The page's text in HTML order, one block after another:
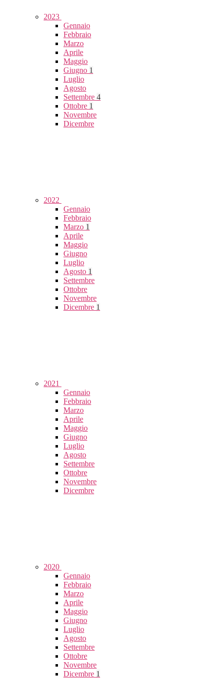
2023
Gennaio
Febbraio
Marzo
Aprile
Maggio
Giugno 1
Luglio
Agosto
Settembre 4
Ottobre 1
Novembre
Dicembre
2022
Gennaio
Febbraio
Marzo 1
Aprile
Maggio
Giugno
Luglio
Agosto 1
Settembre
Ottobre
Novembre
Dicembre 1
2021
Gennaio
Febbraio
Marzo
Aprile
Maggio
Giugno
Luglio
Agosto
Settembre
Ottobre
Novembre
Dicembre
2020
Gennaio
Febbraio
Marzo
Aprile
Maggio
Giugno
Luglio
Agosto
Settembre
Ottobre
Novembre
Dicembre 1